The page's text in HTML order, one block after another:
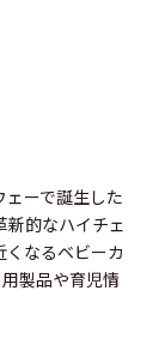
ーで誕生した
新的なハイチェ
なるベビーカ
製品や育児情